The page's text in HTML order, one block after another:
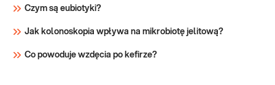
Czym są eubiotyki?
Jak kolonoskopia wpływa na mikrobiotę jelitową?
Co powoduje wzdęcia po kefirze?